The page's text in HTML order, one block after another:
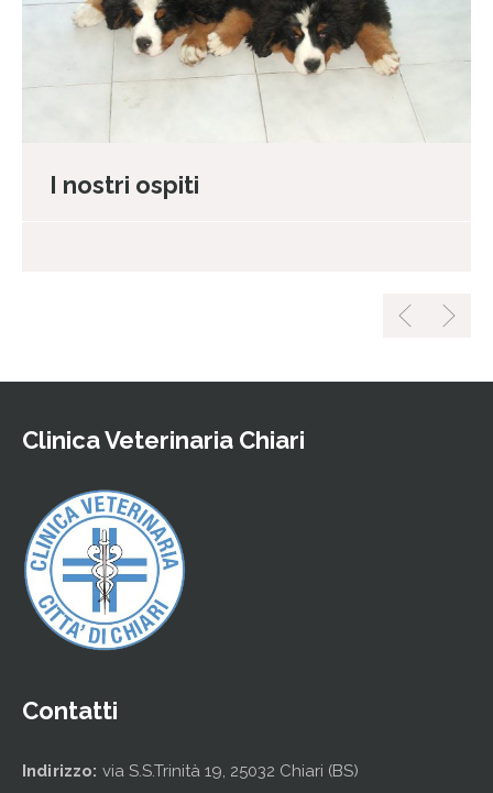
I nostri ospiti
Clinica Veterinaria Chiari
Contatti
Indirizzo: via S.S.Trinità 19, 25032 Chiari (BS)